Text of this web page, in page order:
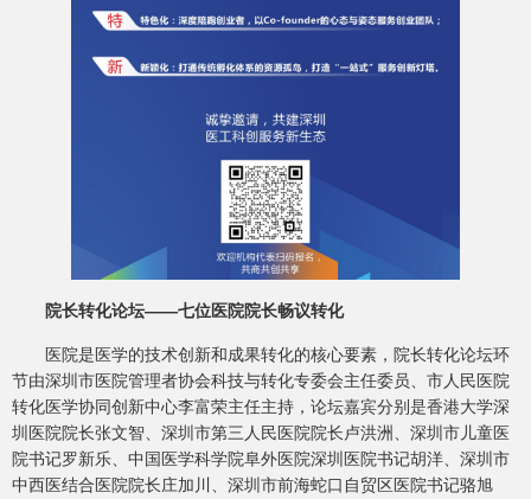
院长转化论坛——七位医院院长畅议转化
医院是医学的技术创新和成果转化的核心要素，院长转化论坛环
节由深圳市医院管理者协会科技与转化专委会主任委员、市人民医院
转化医学协同创新中心李富荣主任主持，论坛嘉宾分别是香港大学深
圳医院院长张文智、深圳市第三人民医院院长卢洪洲、深圳市儿童医
院书记罗新乐、中国医学科学院阜外医院深圳医院书记胡洋、深圳市
中西医结合医院院长庄加川、深圳市前海蛇口自贸区医院书记骆旭